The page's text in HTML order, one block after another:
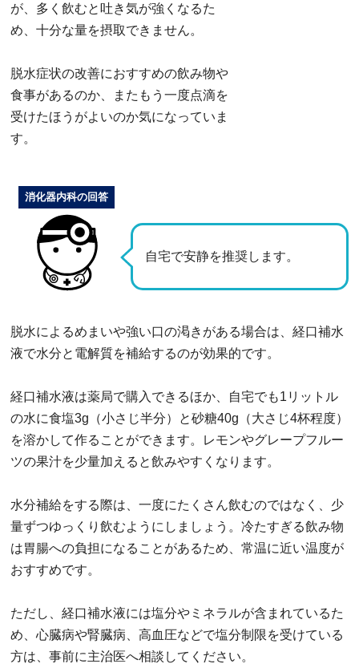
が、多く飲むと吐き気が強くなるた
め、十分な量を摂取できません。
脱水症状の改善におすすめの飲み物や
食事があるのか、またもう一度点滴を
受けたほうがよいのか気になっていま
す。
自宅で安静を推奨します。
消化器内科の回答
脱水によるめまいや強い口の渇きがある場合は、経口補水
液で水分と電解質を補給するのが効果的です。
経口補水液は薬局で購入できるほか、自宅でも1リットル
の水に食塩3g（小さじ半分）と砂糖40g（大さじ4杯程度）
を溶かして作ることができます。レモンやグレープフルー
ツの果汁を少量加えると飲みやすくなります。
水分補給をする際は、一度にたくさん飲むのではなく、少
量ずつゆっくり飲むようにしましょう。冷たすぎる飲み物
は胃腸への負担になることがあるため、常温に近い温度が
おすすめです。
ただし、経口補水液には塩分やミネラルが含まれているた
め、心臓病や腎臓病、高血圧などで塩分制限を受けている
方は、事前に主治医へ相談してください。